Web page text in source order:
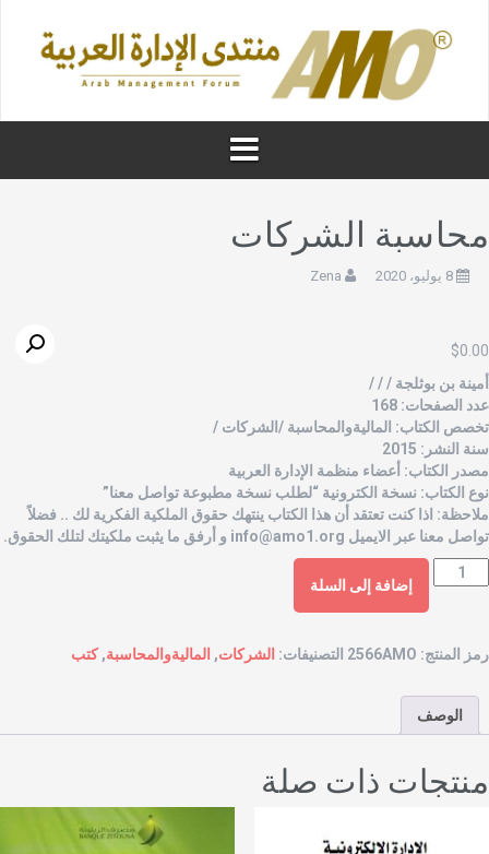
الشركات
8 يوليو، 2020 Zena
$
بن بوثلجة / / /
الصفحات: 168
الكتاب: الماليةوالمحاسبة /الشركات /
النشر: 2015
الكتاب: أعضاء منظمة الإدارة العربية
الكتاب: نسخة الكترونية “لطلب نسخة مطبوعة تواصل معنا”
اذا كنت تعتقد أن هذا الكتاب ينتهك حقوق الملكية الفكرية لك .. فضلاً
معنا عبر الايميل info@amo1.orgو أرفق ما يثبت ملكيتك لتلك الحقوق.
إضافة إلى السلة
المنتج: 2566AMO التصنيفات: الشركات, الماليةوالمحاسبة,كتب
الوصف
ذات صلة